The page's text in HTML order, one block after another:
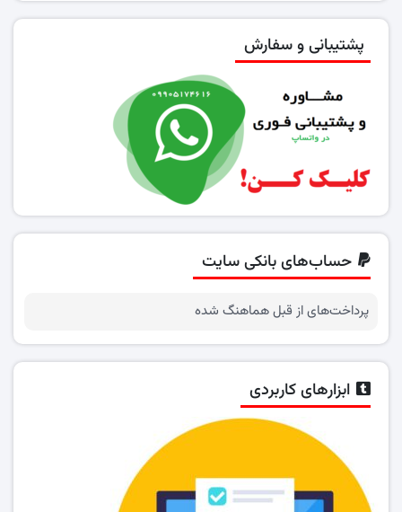
پشتیبانی و سفارش
حساب‌های بانکی سایت
پرداخت‌های از قبل هماهنگ شده
ابزارهای کاربردی